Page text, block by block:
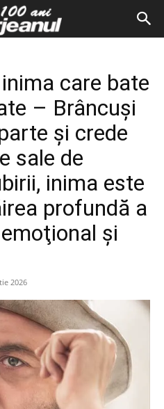
care bate
– Brâncuşi
şi crede
sale de
inima este
profundă a
şi
2026